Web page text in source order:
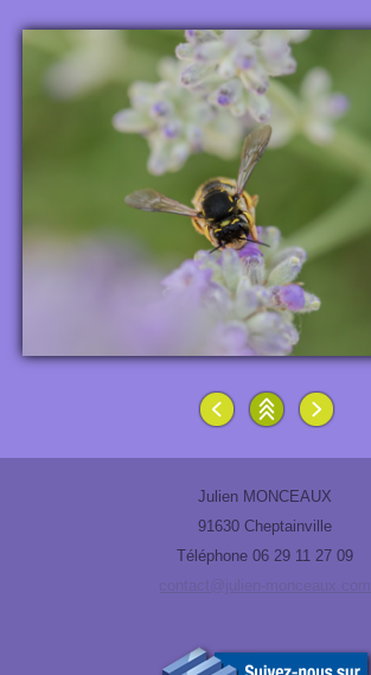
Julien MONCEAUX
91630 Cheptainville
Téléphone 06 29 11 27 09
contact@julien-monceaux.com